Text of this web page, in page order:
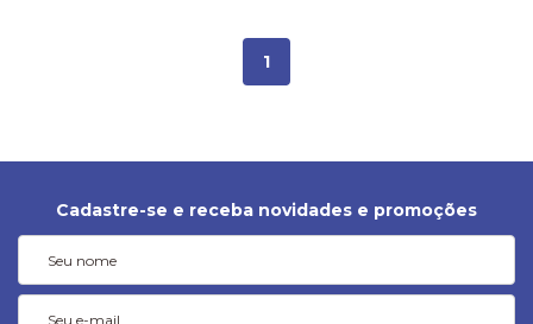
1
Cadastre-se e receba novidades e promoções